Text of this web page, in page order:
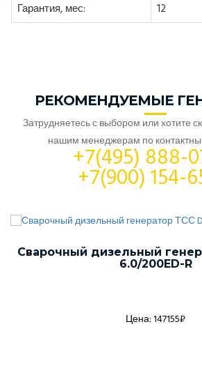
Гарантия, мес: 12
РЕКОМЕНДУЕМЫЕ
Затрудняетесь с выбором или хотите
нашим менеджерам по
+7(495) 888-
+7(900) 154-
Сварочный дизельный
6.0/200ED-R
Цена: 147155₽